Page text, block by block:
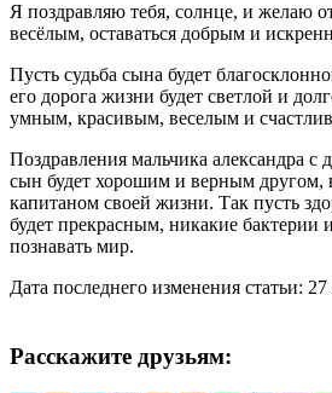
Я поздравляю тебя, солнце, и желаю
весёлым, оставаться добрым и
Пусть судьба сына будет
его дорога жизни будет светлой и
умным, красивым, веселым и
Поздравления мальчика александра с
сын будет хорошим и верным другом,
капитаном своей жизни. Так пусть
будет прекрасным, никакие
познавать мир.
Дата последнего изменения статьи:
Расскажите друзьям: